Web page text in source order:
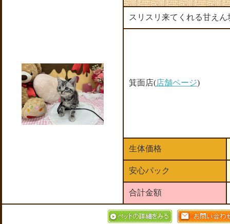
スリスリ来てくれる甘え
箕面店(店舗ページ)
生体価格
安心パック
合計金額